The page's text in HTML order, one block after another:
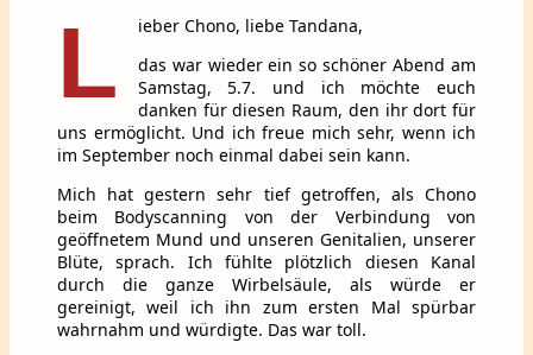
L
ieber Chono, liebe Tandana,
das war wieder ein so schöner Abend am
Samstag, 5.7. und ich möchte euch
danken für diesen Raum, den ihr dort für
uns ermöglicht. Und ich freue mich sehr, wenn ich
im September noch einmal dabei sein kann.
Mich hat gestern sehr tief getroffen, als Chono
beim Bodyscanning von der Verbindung von
geöffnetem Mund und unseren Genitalien, unserer
Blüte, sprach. Ich fühlte plötzlich diesen Kanal
durch die ganze Wirbelsäule, als würde er
gereinigt, weil ich ihn zum ersten Mal spürbar
wahrnahm und würdigte. Das war toll.